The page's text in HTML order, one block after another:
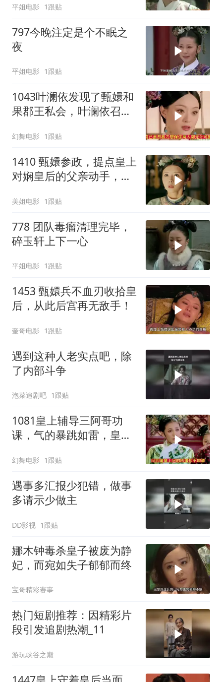
平姐电影 1跟贴
797今晚注定是个不眠之
夜
平姐电影 1跟贴
1043叶澜依发现了甄嬛和
果郡王私会，叶澜依召集
幻舞电影 1跟贴
1410 甄嬛参政，提点皇上
对娴皇后的父亲动手，且
美姐电影 1跟贴
778 团队毒瘤清理完毕，
碎玉轩上下一心
平姐电影 1跟贴
1453 甄嬛兵不血刃收拾皇
后，从此后宫再无敌手！
奎哥电影 1跟贴
遇到这种人老实点吧，除
了内部斗争
泡菜追剧吧 1跟贴
1081皇上辅导三阿哥功
课，气的暴跳如雷，皇后
幻舞电影 1跟贴
遇事多汇报少犯错，做事
多请示少做主
DD影视 1跟贴
娜木钟毒杀皇子被废为静
妃，而宛如失子郁郁而终
宝哥精彩赛事
热门短剧推荐：因精彩片
段引发追剧热潮_11
游玩峡谷之巅